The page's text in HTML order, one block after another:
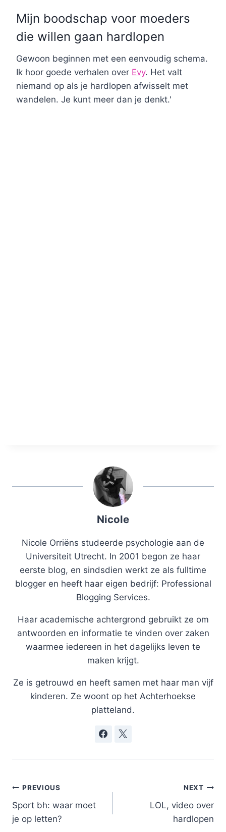
Mijn boodschap voor moeders
die willen gaan hardlopen
Gewoon beginnen met een eenvoudig schema.
Ik hoor goede verhalen over Evy. Het valt
niemand op als je hardlopen afwisselt met
wandelen. Je kunt meer dan je denkt.'
Nicole
Nicole Orriëns studeerde psychologie aan de
Universiteit Utrecht. In 2001 begon ze haar
eerste blog, en sindsdien werkt ze als fulltime
blogger en heeft haar eigen bedrijf: Professional
Blogging Services.
Haar academische achtergrond gebruikt ze om
antwoorden en informatie te vinden over zaken
waarmee iedereen in het dagelijks leven te
maken krijgt.
Ze is getrouwd en heeft samen met haar man vijf
kinderen. Ze woont op het Achterhoekse
platteland.
Post
navigation
PREVIOUS
Sport bh: waar moet
je op letten?
NEXT
LOL, video over
hardlopen